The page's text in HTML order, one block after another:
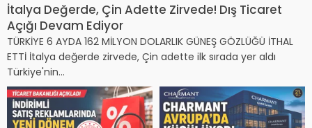
İtalya Değerde, Çin Adette Zirvede! Dış Ticaret
Açığı Devam Ediyor
TÜRKİYE 6 AYDA 162 MİLYON DOLARLIK GÜNEŞ GÖZLÜĞÜ İTHAL
ETTİ İtalya değerde zirvede, Çin adette ilk sırada yer aldı
Türkiye'nin...